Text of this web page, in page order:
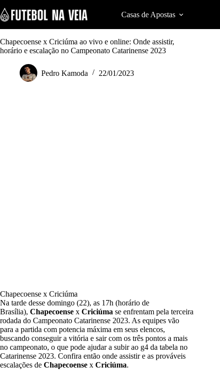
k
i
p
t
o
Casas de Apostas
Chapecoense x Criciúma ao vivo e online: Onde assistir,
horário e escalação no Campeonato Catarinense 2023
Pedro Kamoda 22/01/2023
Chapecoense x Criciúma
Na tarde desse domingo (22), as 17h (horário de
Brasília), Chapecoense x Criciúma se enfrentam pela terceira
rodada do Campeonato Catarinense 2023. As equipes vão
para a partida com potencia máxima em seus elencos,
buscando conseguir a vitória e sair com os três pontos a mais
no campeonato, o que pode ajudar a subir ao g4 da tabela no
Catarinense 2023. Confira então onde assistir e as prováveis
escalações de Chapecoense x Criciúma.